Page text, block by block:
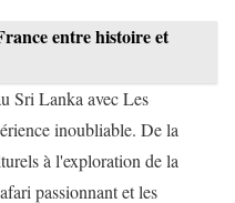
entre histoire et
Sri Lanka avec Les
inoubliable. De la
à l'exploration de la
passionnant et les